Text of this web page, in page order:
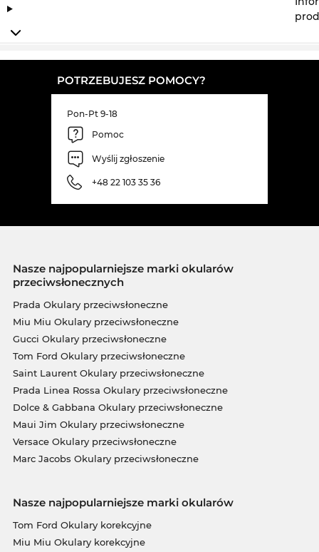
POTRZEBUJESZ POMOCY?
Pon-Pt 9-18
Pomoc
Wyślij zgłoszenie
+48 22 103 35 36
Nasze najpopularniejsze marki okularów
przeciwsłonecznych
Prada Okulary przeciwsłoneczne
Miu Miu Okulary przeciwsłoneczne
Gucci Okulary przeciwsłoneczne
Tom Ford Okulary przeciwsłoneczne
Saint Laurent Okulary przeciwsłoneczne
Prada Linea Rossa Okulary przeciwsłoneczne
Dolce & Gabbana Okulary przeciwsłoneczne
Maui Jim Okulary przeciwsłoneczne
Versace Okulary przeciwsłoneczne
Marc Jacobs Okulary przeciwsłoneczne
Nasze najpopularniejsze marki okularów
Tom Ford Okulary korekcyjne
Miu Miu Okulary korekcyjne